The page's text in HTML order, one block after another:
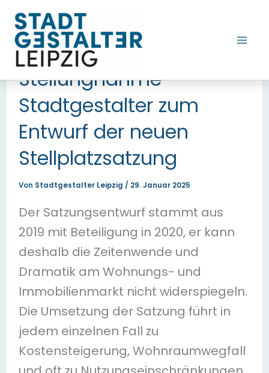
Zum
Inhalt
springen
Stellungnahme
Stadtgestalter zum
Entwurf der neuen
Stellplatzsatzung​
Von Stadtgestalter Leipzig / 29. Januar 2025
Der Satzungsentwurf stammt aus
2019 mit Beteiligung in 2020, er kann
deshalb die Zeitenwende und
Dramatik am Wohnungs- und
Immobilienmarkt nicht widerspiegeln.
Die Umsetzung der Satzung führt in
jedem einzelnen Fall zu
Kostensteigerung, Wohnraumwegfall